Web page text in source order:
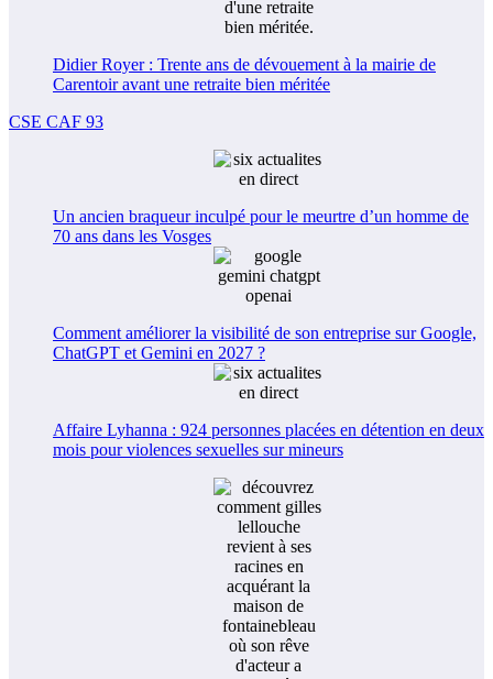
Didier Royer : Trente ans de dévouement à la mairie de
Carentoir avant une retraite bien méritée
CSE CAF 93
Un ancien braqueur inculpé pour le meurtre d’un homme de
70 ans dans les Vosges
Comment améliorer la visibilité de son entreprise sur Google,
ChatGPT et Gemini en 2027 ?
Affaire Lyhanna : 924 personnes placées en détention en deux
mois pour violences sexuelles sur mineurs